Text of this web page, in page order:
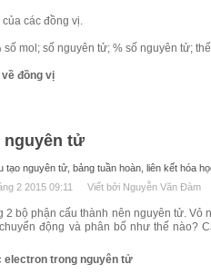
các đồng vị.
số mol; số nguyên tử; % số nguyên tử;
đồng vị
nguyên tử
tạo nguyên tử, bảng tuần hoàn, liên kết hóa
2 2015 09:11
Viết bởi Nguyễn Văn Đàm
bộ phận cấu thành nên nguyên tử. Vỏ
động và phân bố như thế nào?
electron trong nguyên tử